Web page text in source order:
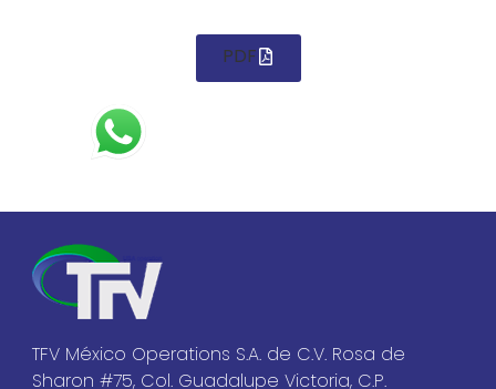
PDF
TFV México Operations S.A. de C.V. Rosa de
Sharon #75, Col. Guadalupe Victoria, C.P.